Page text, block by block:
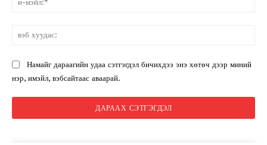
Намайг дараагийн удаа сэтгэгдэл бичихдээ энэ хөтөч дээр миний
нэр, имэйл, вэбсайтаас аваарай.